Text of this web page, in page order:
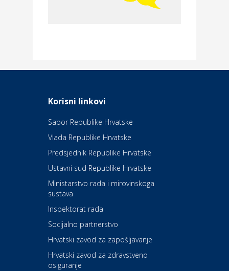
Daruvarske toplice – ljekovita
Kultura i edukacija
Kazalište Kerempuh
Kultura i edukacija
Kazalište ZKM
Auto-moto i tehnika
Zdravlje i osiguranje
Korisni linkovi
Sabor Republike Hrvatske
Vlada Republike Hrvatske
Predsjednik Republike Hrvatske
Ustavni sud Republike Hrvatske
Ministarstvo rada i mirovinskoga
sustava
Inspektorat rada
Socijalno partnerstvo
Hrvatski zavod za zapošljavanje
Hrvatski zavod za zdravstveno
osiguranje